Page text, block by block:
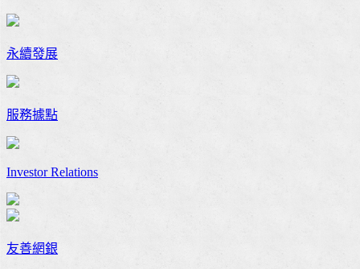
永續發展
服務據點
Investor Relations
友善網銀